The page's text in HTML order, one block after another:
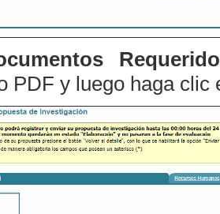
PDF y luego haga clic